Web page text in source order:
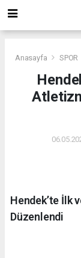
Anasayfa SPOR
Hendek’te İlk
Düzenlendi